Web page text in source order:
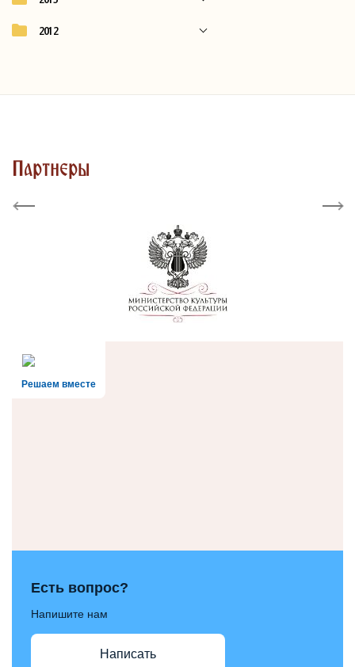
2012
Партнеры
Previous Next
Решаем вместе
Есть вопрос?
Напишите нам
Написать